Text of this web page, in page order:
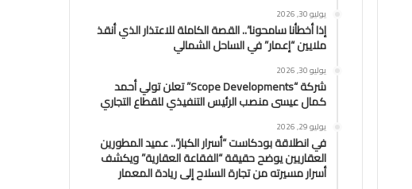
يوليو 30, 2026
إذا أخطأنا سامحونا”.. القصة الكاملة للاعتذار الذي أنقذ
ملايين “إعمار” في الساحل الشمالي
يوليو 30, 2026
شركة “Scope Developments” تعلن تولي أحمد
كمال عيسى منصب الرئيس التنفيذي للقطاع التجاري
يوليو 29, 2026
في انطلاقة بودكاست “أسرار الكبار”.. عميد المطورين
العقاريين يوضح حقيقة “الفقاعة العقارية” ويكشف
أسرار مسيرته من تجارة السلاح إلى ريادة المعمار